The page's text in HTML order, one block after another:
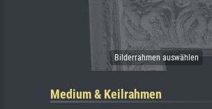
Medium & Keilrahmen